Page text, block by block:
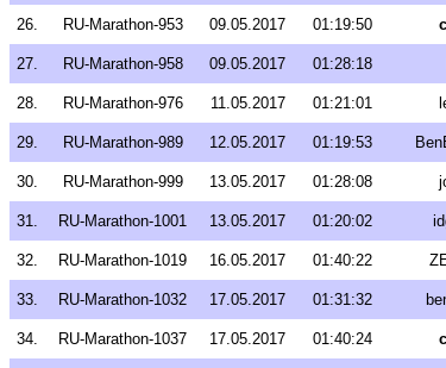
26. RU-Marathon-953 09.05.2017 01:19:50
27. RU-Marathon-958 09.05.2017 01:28:18
28. RU-Marathon-976 11.05.2017 01:21:01
29. RU-Marathon-989 12.05.2017 01:19:53
30. RU-Marathon-999 13.05.2017 01:28:08
31. RU-Marathon-1001 13.05.2017 01:20:02
32. RU-Marathon-1019 16.05.2017 01:40:22
33. RU-Marathon-1032 17.05.2017 01:31:32
34. RU-Marathon-1037 17.05.2017 01:40:24